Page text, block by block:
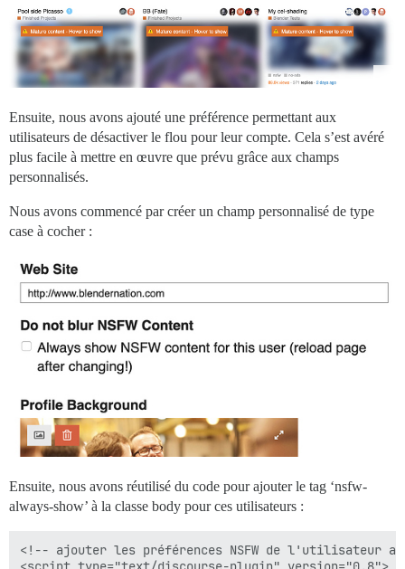
	.topic-body .cooked a.lightbox:hover:before,
	.topic-body .cooked iframe:hover:before,
	.topic-thumbnail a:hover:before {
	    display:none;
Ensuite, nous avons ajouté une préférence permettant aux
utilisateurs de désactiver le flou pour leur compte. Cela s’est avéré
plus facile à mettre en œuvre que prévu grâce aux champs
personnalisés.
Nous avons commencé par créer un champ personnalisé de type
case à cocher :
Ensuite, nous avons réutilisé du code pour ajouter le tag ‘nsfw-
always-show’ à la classe body pour ces utilisateurs :
<!-- ajouter les préférences NSFW de l'utilisateur